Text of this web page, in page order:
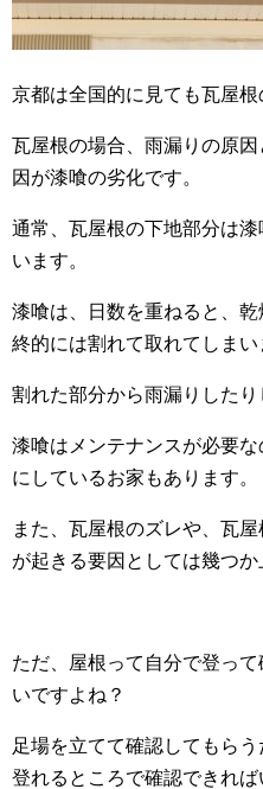
京都は全国的に見ても瓦屋根
瓦屋根の場合、雨漏りの原
因が漆喰の劣化です。
通常、瓦屋根の下地部分は
います。
漆喰は、日数を重ねると、
終的には割れて取れてしまい
割れた部分から雨漏りしたり
漆喰はメンテナンスが必要
にしているお家もあります。
また、瓦屋根のズレや、瓦
が起きる要因としては幾つか
ただ、屋根って自分で登っ
いですよね？
足場を立てて確認してもら
登れるところで確認できれ